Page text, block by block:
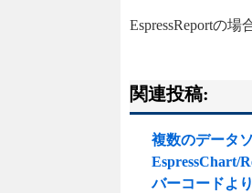
EspressReportの
関連投稿:
複数のデータ
EspressChart/
バーコードよ